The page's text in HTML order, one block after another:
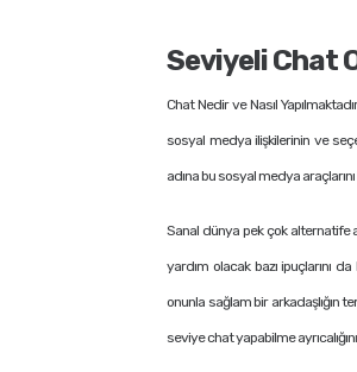
Seviyeli Chat
Chat Nedir ve Nasıl
sosyal medya ilişkilerinin ve
adına bu sosyal medya
Sanal dünya pek çok alternatife
yardım olacak bazı ipuçlarını
onunla sağlam bir arkadaşlığın
seviye chat yapabilme